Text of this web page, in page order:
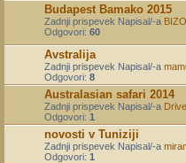
Budapest Bamako 2015
Zadnji prispevek Napisal/-a
Odgovori: 60
Avstralija
Zadnji prispevek Napisal/-a
Odgovori: 8
Australasian safari 2014
Zadnji prispevek Napisal/-a
Odgovori: 1
novosti v Tuniziji
Zadnji prispevek Napisal/-a
Odgovori: 1